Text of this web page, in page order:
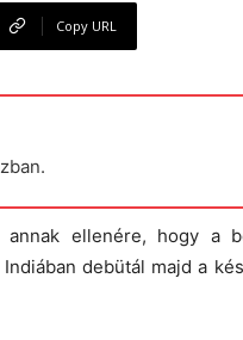
Copy URL
ellenére, hogy a
debütál majd a